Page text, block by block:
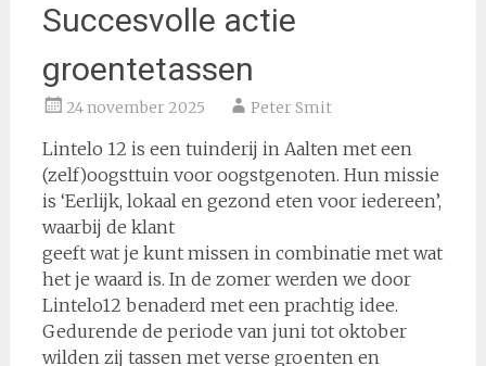
Succesvolle actie
groentetassen
24 november 2025 Peter Smit
Lintelo 12 is een tuinderij in Aalten met een
(zelf)oogsttuin voor oogstgenoten. Hun missie
is ‘Eerlijk, lokaal en gezond eten voor iedereen’,
waarbij de klant
geeft wat je kunt missen in combinatie met wat
het je waard is. In de zomer werden we door
Lintelo12 benaderd met een prachtig idee.
Gedurende de periode van juni tot oktober
wilden zij tassen met verse groenten en